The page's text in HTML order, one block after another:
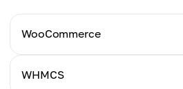
WooCommerce
チュートリアル
WHMCS